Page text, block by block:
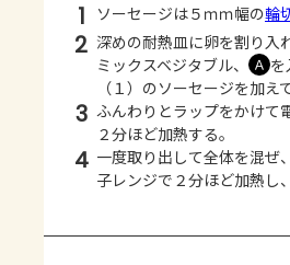
1 ソーセージは５ｍｍ幅の輪
2 深めの耐熱皿に卵を割り入
ミックスベジタブル、
Ａ を
（１）のソーセージを加え
3 ふんわりとラップをかけて
２分ほど加熱する。
4 一度取り出して全体を混ぜ
子レンジで２分ほど加熱し